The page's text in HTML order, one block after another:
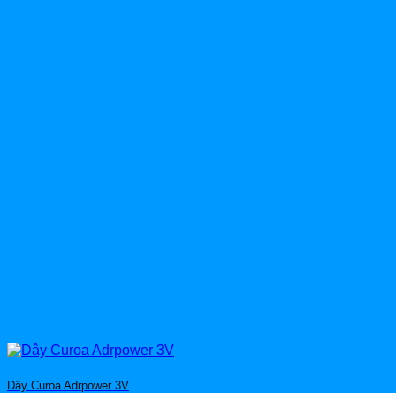
Dây Curoa Adrpower 3V